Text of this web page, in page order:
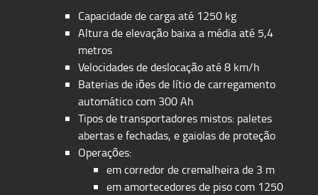
Capacidade de carga até 1250 kg
Altura de elevação baixa a média até 5,4
metros
Velocidades de deslocação até 8 km/h
Baterias de iões de lítio de carregamento
automático com 300 Ah
Tipos de transportadores mistos: paletes
abertas e fechadas, e gaiolas de proteção
Operações:
em corredor de cremalheira de 3 m
em amortecedores de piso com 1250